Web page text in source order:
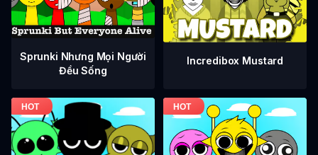
Sprunki Nhưng Mọi Người
Đều Sống
Incredibox Mustard